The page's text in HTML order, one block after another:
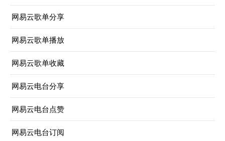
网易云歌单分享
网易云歌单播放
网易云歌单收藏
网易云电台分享
网易云电台点赞
网易云电台订阅